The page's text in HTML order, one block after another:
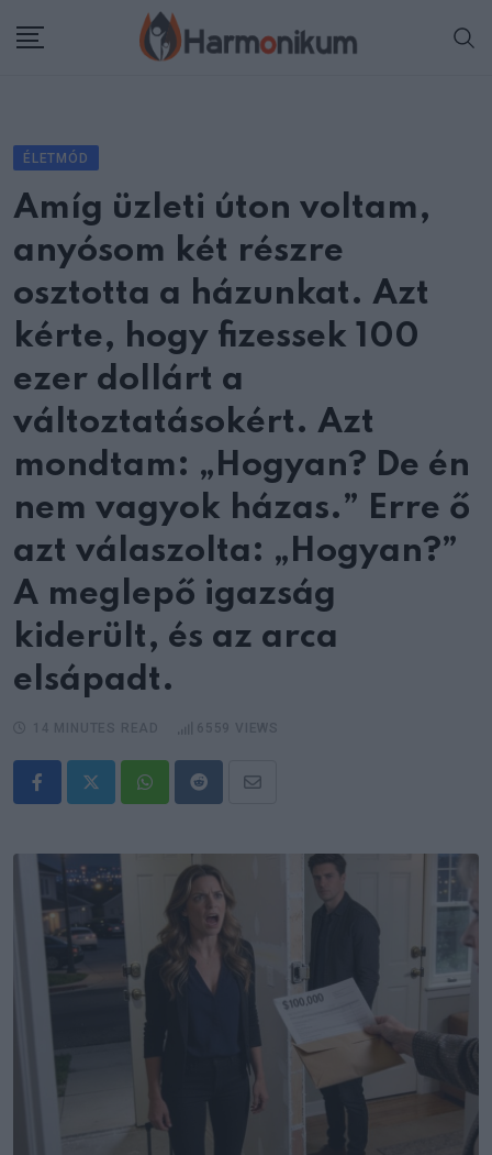
ÉLETMÓD
Amíg üzleti úton voltam,
anyósom két részre
osztotta a házunkat. Azt
kérte, hogy fizessek 100
ezer dollárt a
változtatásokért. Azt
mondtam: „Hogyan? De én
nem vagyok házas.” Erre ő
azt válaszolta: „Hogyan?”
A meglepő igazság
kiderült, és az arca
elsápadt.
WhatsappRedditShare
Email